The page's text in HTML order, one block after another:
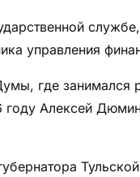
управления
где занимался
Алексей